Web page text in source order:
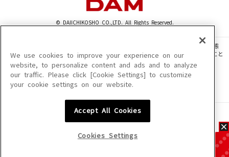
© DAIICHIKOSHO CO.,LTD. All Rights Reserved.
このサイトに掲載されている一切の文章・画像・写真・動画・音声等を、手段や形態
を問わず、著作権法の定める範囲を超えて無断で複製、転載、ファイル化などすること
を禁じます。
楽曲及びコンテンツは、機種によりご利用いただけない場合があります。
楽曲及びコンテンツの配信日、配信内容が変更になる場合があります。
We use cookies to improve your experience on our
website, to personalize content and ads and to analyze
our traffic. Please click [Cookie Settings] to customize
your cookie settings on our website.
Accept All Cookies
Cookies Settings